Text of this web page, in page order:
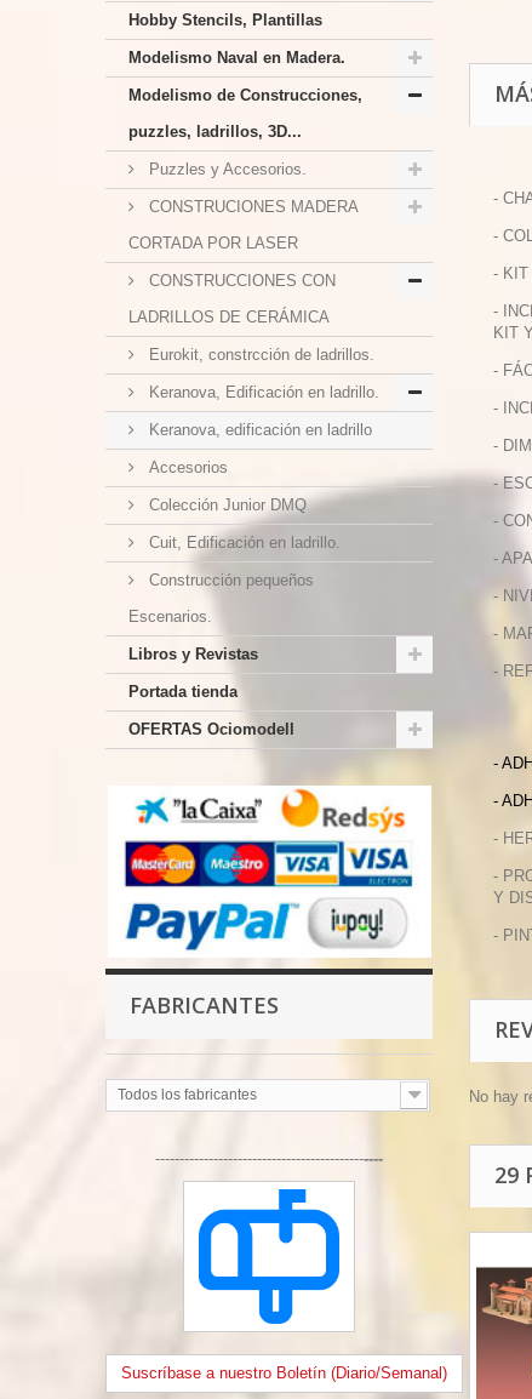
Hobby Stencils, Plantillas
Modelismo Naval en Madera.
Modelismo de Construcciones,
puzzles, ladrillos, 3D...
Puzzles y Accesorios.
CONSTRUCIONES MADERA
CORTADA POR LASER
CONSTRUCCIONES CON
LADRILLOS DE CERÁMICA
Eurokit, constrcción de ladrillos.
Keranova, Edificación en ladrillo.
Keranova, edificación en ladrillo
Accesorios
Colección Junior DMQ
Cuit, Edificación en ladrillo.
Construcción pequeños
Escenarios.
Libros y Revistas
Portada tienda
OFERTAS Ociomodell
FABRICANTES
Todos los fabricantes
-----------------------------------------------
Suscríbase a nuestro Boletín (Diario/Semanal)
-
-
- KIT
-
KIT
-
-
-
-
-
-
-
-
-
-
-
-
-
Y
-
No hay
29